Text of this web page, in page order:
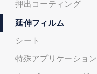
押出コーティング
延伸フィルム
シート
特殊アプリケーション